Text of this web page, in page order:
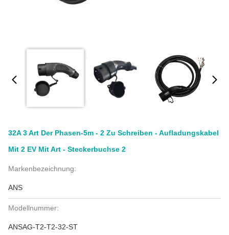
32A 3 Art Der Phasen-5m - 2 Zu Schreiben - Aufladungskabel
Mit 2 EV Mit Art - Steckerbuchse 2
Markenbezeichnung:
ANS
Modellnummer:
ANSAG-T2-T2-32-ST